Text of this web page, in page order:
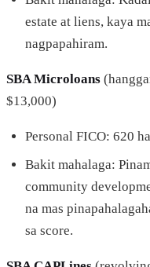
estate at liens, kaya
nagpapahiram.
SBA Microloans
$13,000)
Personal FICO: 620
Bakit mahalaga:
community
na mas
sa score.